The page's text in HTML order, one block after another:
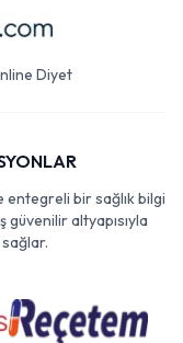
Diyet
entegreli bir sağlık bilgi
altyapısıyla